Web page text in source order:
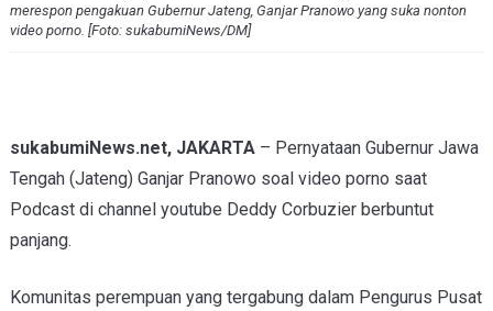
merespon pengakuan Gubernur Jateng, Ganjar Pranowo yang suka nonton
video porno. [Foto: sukabumiNews/DM]
sukabumiNews.net, JAKARTA– Pernyataan Gubernur Jawa
Tengah (Jateng) Ganjar Pranowo soal video porno saat
Podcast di channel youtube Deddy Corbuzier berbuntut
panjang.
Komunitas perempuan yang tergabung dalam Pengurus Pusat